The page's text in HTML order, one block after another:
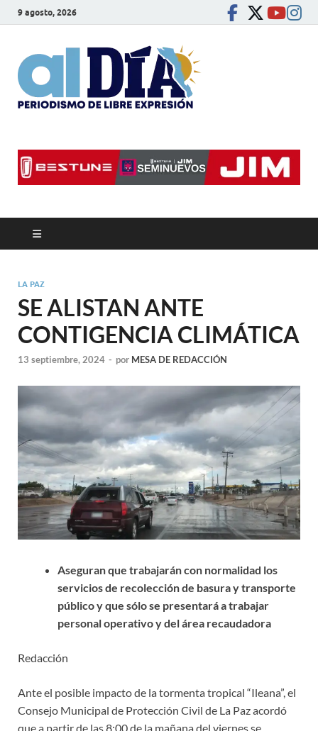
9 agosto, 2026
LA PAZ
SE ALISTAN ANTE
CONTIGENCIA CLIMÁTICA
13 septiembre, 2024 - por MESA DE REDACCIÓN
Aseguran que trabajarán con normalidad los
servicios de recolección de basura y transporte
público y que sólo se presentará a trabajar
personal operativo y del área recaudadora
Redacción
Ante el posible impacto de la tormenta tropical “Ileana”, el
Consejo Municipal de Protección Civil de La Paz acordó
que a partir de las 8:00 de la mañana del viernes se